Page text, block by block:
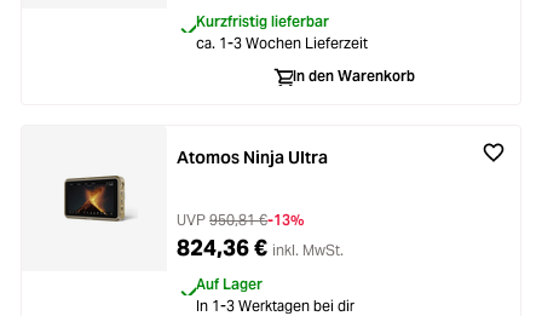
Kurzfristig lieferbar
ca. 1-3 Wochen Lieferzeit
In den Warenkorb
Atomos Ninja Ultra
UVP 950,81 €-13%
824,36 € inkl. MwSt.
Auf Lager
In 1-3 Werktagen bei dir